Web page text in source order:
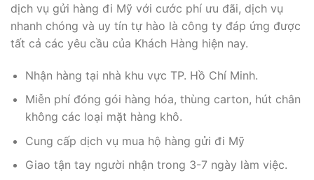
dịch vụ gửi hàng đi Mỹ với cước phí ưu đãi, dịch vụ
nhanh chóng và uy tín tự hào là công ty đáp ứng được
tất cả các yêu cầu của Khách Hàng hiện nay.
Nhận hàng tại nhà khu vực TP. Hồ Chí Minh.
Miễn phí đóng gói hàng hóa, thùng carton, hút chân
không các loại mặt hàng khô.
Cung cấp dịch vụ mua hộ hàng gửi đi Mỹ
Giao tận tay người nhận trong 3-7 ngày làm việc.